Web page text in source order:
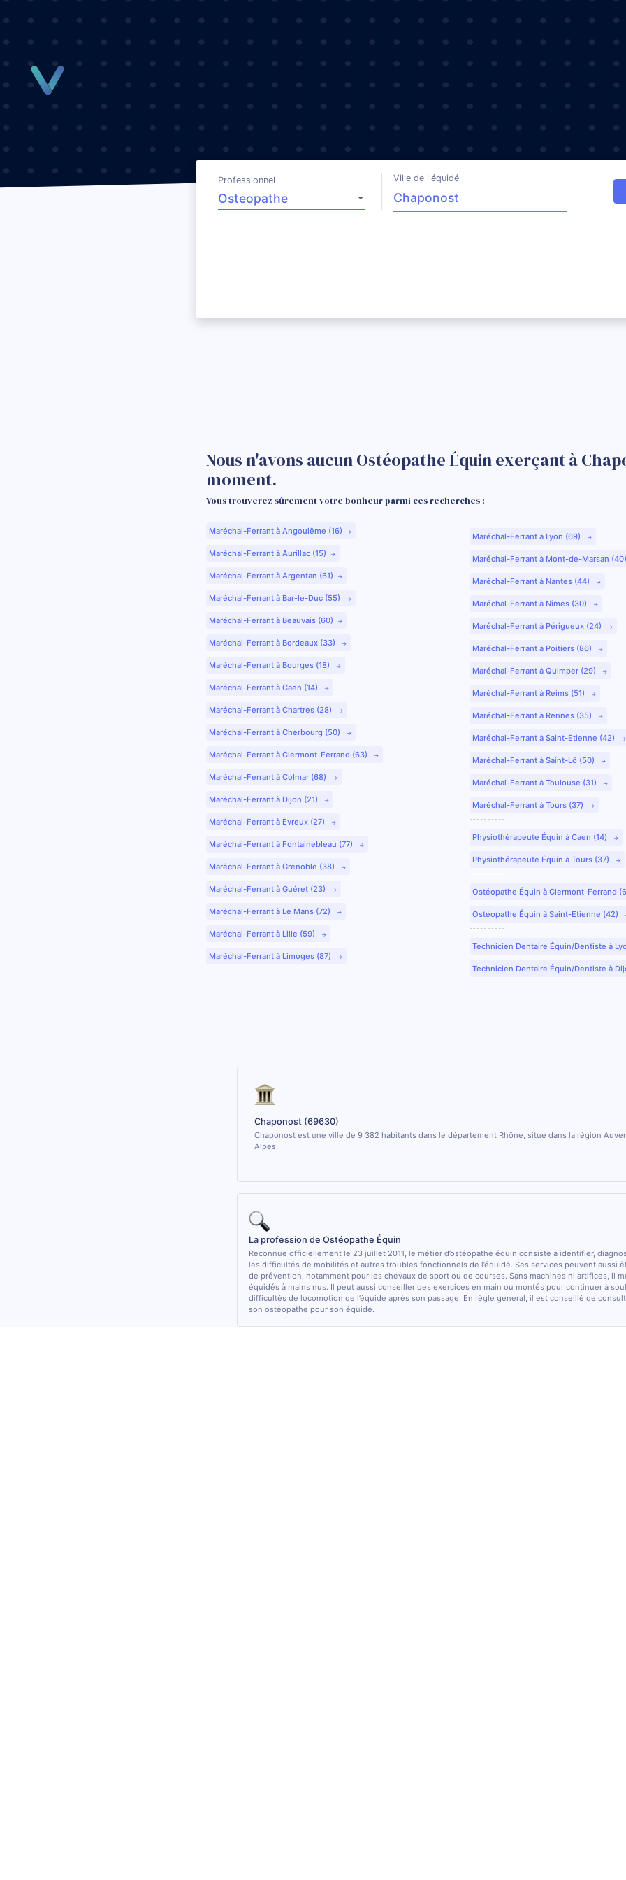
Professionnel Ville de l'équidé
Nous n'avons aucun Ostéopathe Équin exerçant à
moment.
Vous trouverez sûrement votre bonheur parmi ces recherches :
Maréchal-Ferrant à Angoulême (16)
Maréchal-Ferrant à Aurillac (15)
Maréchal-Ferrant à Argentan (61)
Maréchal-Ferrant à Bar-le-Duc (55)
Maréchal-Ferrant à Beauvais (60)
Maréchal-Ferrant à Bordeaux (33)
Maréchal-Ferrant à Bourges (18)
Maréchal-Ferrant à Caen (14)
Maréchal-Ferrant à Chartres (28)
Maréchal-Ferrant à Cherbourg (50)
Maréchal-Ferrant à Clermont-Ferrand (63)
Maréchal-Ferrant à Colmar (68)
Maréchal-Ferrant à Dijon (21)
Maréchal-Ferrant à Evreux (27)
Maréchal-Ferrant à Fontainebleau (77)
Maréchal-Ferrant à Grenoble (38)
Maréchal-Ferrant à Guéret (23)
Maréchal-Ferrant à Le Mans (72)
Maréchal-Ferrant à Lille (59)
Maréchal-Ferrant à Limoges (87)
Maréchal-Ferrant à Lyon (69)
Maréchal-Ferrant à Mont-de-Marsan
Maréchal-Ferrant à Nantes (44)
Maréchal-Ferrant à Nîmes (30)
Maréchal-Ferrant à Périgueux (24)
Maréchal-Ferrant à Poitiers (86)
Maréchal-Ferrant à Quimper (29)
Maréchal-Ferrant à Reims (51)
Maréchal-Ferrant à Rennes (35)
Maréchal-Ferrant à Saint-Etienne (42)
Maréchal-Ferrant à Saint-Lô (50)
Maréchal-Ferrant à Toulouse (31)
Maréchal-Ferrant à Tours (37)
Physiothérapeute Équin à Caen (14)
Physiothérapeute Équin à Tours (37)
Ostéopathe Équin à Clermont-Ferrand
Ostéopathe Équin à Saint-Etienne (42)
Technicien Dentaire Équin/Dentiste à
Technicien Dentaire Équin/Dentiste à
Chaponost (69630)
Chaponost est une ville de 9 382 habitants dans le département Rhône, situé dans la région
Alpes.
La profession de Ostéopathe Équin
Reconnue officiellement le 23 juillet 2011, le métier d’ostéopathe équin consiste à identifier,
les difficultés de mobilités et autres troubles fonctionnels de l’équidé. Ses services peuvent aussi
de prévention, notamment pour les chevaux de sport ou de courses. Sans machines ni artifices, il
équidés à mains nus. Il peut aussi conseiller des exercices en main ou montés pour continuer à
difficultés de locomotion de l’équidé après son passage. En règle général, il est conseillé de
son ostéopathe pour son équidé.